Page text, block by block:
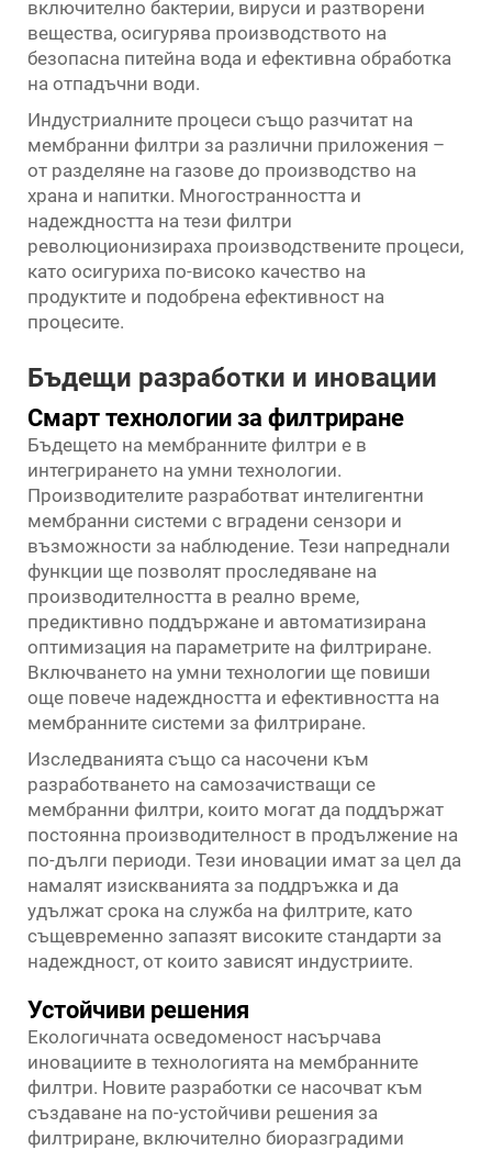
включително бактерии, вируси и разтворени
вещества, осигурява производството на
безопасна питейна вода и ефективна обработка
на отпадъчни води.
Индустриалните процеси също разчитат на
мембранни филтри за различни приложения –
от разделяне на газове до производство на
храна и напитки. Многостранността и
надеждността на тези филтри
революционизираха производствените процеси,
като осигуриха по-високо качество на
продуктите и подобрена ефективност на
процесите.
Бъдещи разработки и иновации
Смарт технологии за филтриране
Бъдещето на мембранните филтри е в
интегрирането на умни технологии.
Производителите разработват интелигентни
мембранни системи с вградени сензори и
възможности за наблюдение. Тези напреднали
функции ще позволят проследяване на
производителността в реално време,
предиктивно поддържане и автоматизирана
оптимизация на параметрите на филтриране.
Включването на умни технологии ще повиши
още повече надеждността и ефективността на
мембранните системи за филтриране.
Изследванията също са насочени към
разработването на самозачистващи се
мембранни филтри, които могат да поддържат
постоянна производителност в продължение на
по-дълги периоди. Тези иновации имат за цел да
намалят изискванията за поддръжка и да
удължат срока на служба на филтрите, като
същевременно запазят високите стандарти за
надеждност, от които зависят индустриите.
Устойчиви решения
Екологичната осведоменост насърчава
иновациите в технологията на мембранните
филтри. Новите разработки се насочват към
създаване на по-устойчиви решения за
филтриране, включително биоразградими